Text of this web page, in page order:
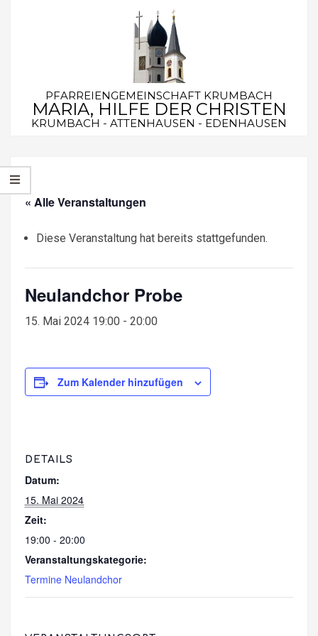
PFARREIENGEMEINSCHAFT KRUMBACH
MARIA, HILFE DER CHRISTEN
KRUMBACH - ATTENHAUSEN - EDENHAUSEN
Navigation
Menu
« Alle Veranstaltungen
Diese Veranstaltung hat bereits stattgefunden.
Neulandchor Probe
15. Mai 2024 19:00 - 20:00
Zum Kalender hinzufügen
DETAILS
Datum:
15. Mai 2024
Zeit:
19:00 - 20:00
Veranstaltungskategorie:
Termine Neulandchor